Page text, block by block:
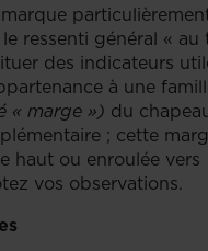
ressenti général « au
des indicateurs
à une
« marge ») du
; cette
haut ou enroulée vers
vos observations.